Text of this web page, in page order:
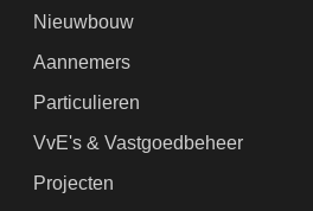
Nieuwbouw
Aannemers
Particulieren
VvE's & Vastgoedbeheer
Projecten